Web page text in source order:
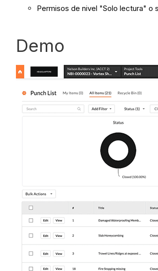
Permisos de nivel "Solo lectura" o
Demo